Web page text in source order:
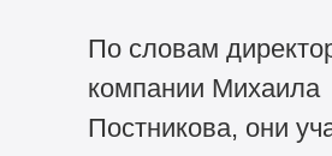
По словам
компании Михаила
Постникова, они